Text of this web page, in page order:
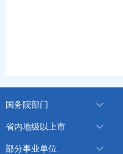
国务院部门
省内地级以上市
部分事业单位